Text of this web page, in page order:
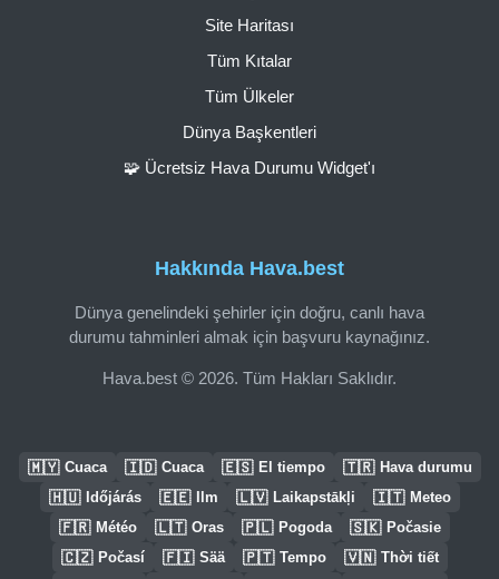
Hakkında Hava.best
Dünya genelindeki şehirler için doğru, canlı hava
durumu tahminleri almak için başvuru kaynağınız.
Hava.best © 2026. Tüm Hakları Saklıdır.
Site Haritası
Tüm Kıtalar
Tüm Ülkeler
Dünya Başkentleri
🧩 Ücretsiz Hava Durumu Widget'ı
🇲🇾 Cuaca 🇮🇩 Cuaca 🇪🇸 El tiempo 🇹🇷 Hava durumu
🇭🇺 Időjárás 🇪🇪 Ilm 🇱🇻 Laikapstākļi 🇮🇹 Meteo
🇫🇷 Météo 🇱🇹 Oras 🇵🇱 Pogoda 🇸🇰 Počasie
🇨🇿 Počasí 🇫🇮 Sää 🇵🇹 Tempo 🇻🇳 Thời tiết